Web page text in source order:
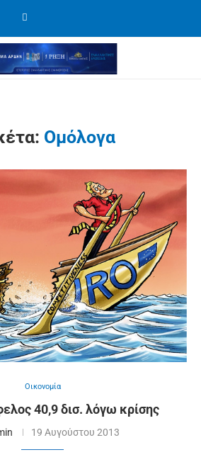
Ομόλογα
Οικονομία
40,9 δισ. λόγω κρίσης
19 Αυγούστου 2013